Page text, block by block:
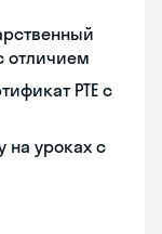
отличием
PTE с
на уроках с